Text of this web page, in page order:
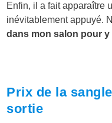
Enfin, il a fait apparaître
inévitablement appuyé.
dans mon salon pour
Prix de la
sortie